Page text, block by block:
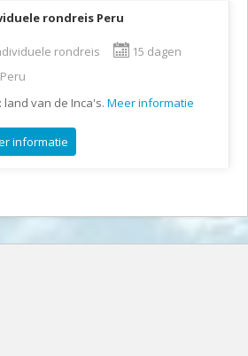
rondreis Peru
rondreis
15 dagen
Peru
land van de Inca's. Meer informatie
informatie